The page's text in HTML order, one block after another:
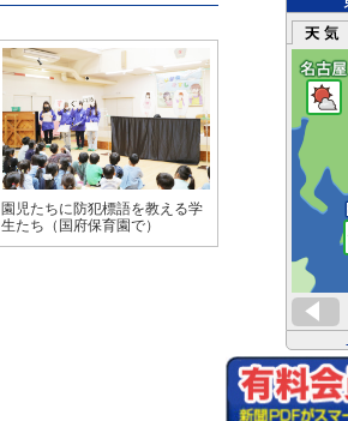
園児たちに防犯標語を教える学
生たち（国府保育園で）